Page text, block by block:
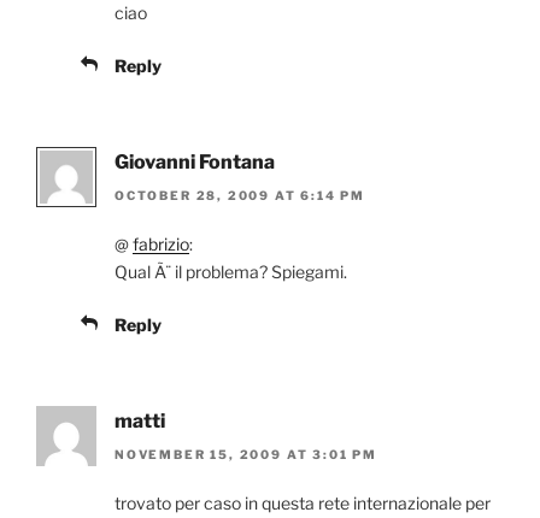
ciao
Reply
Giovanni Fontana
OCTOBER 28, 2009 AT 6:14 PM
@fabrizio:
Qual Ã¨ il problema? Spiegami.
Reply
matti
NOVEMBER 15, 2009 AT 3:01 PM
trovato per caso in questa rete internazionale per